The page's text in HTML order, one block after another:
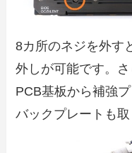
8カ所のネジを外す
外しが可能です。
PCB基板から補強
バックプレートも取